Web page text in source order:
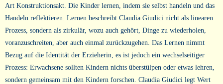
Art Konstruktionsakt. Die Kinder lernen, indem sie selbst handeln und das
Handeln reflektieren. Lernen beschreibt Claudia Giudici nicht als linearen
Prozess, sondern als zirkulär, wozu auch gehört, Dinge zu wiederholen,
voranzuschreiten, aber auch einmal zurückzugehen. Das Lernen nimmt
Bezug auf die Identität der Erzieherin, es ist jedoch ein wechselseitiger
Prozess: Erwachsene sollten Kindern nichts überstülpen oder etwas lehren,
sondern gemeinsam mit den Kindern forschen. Claudia Giudici legt Wert